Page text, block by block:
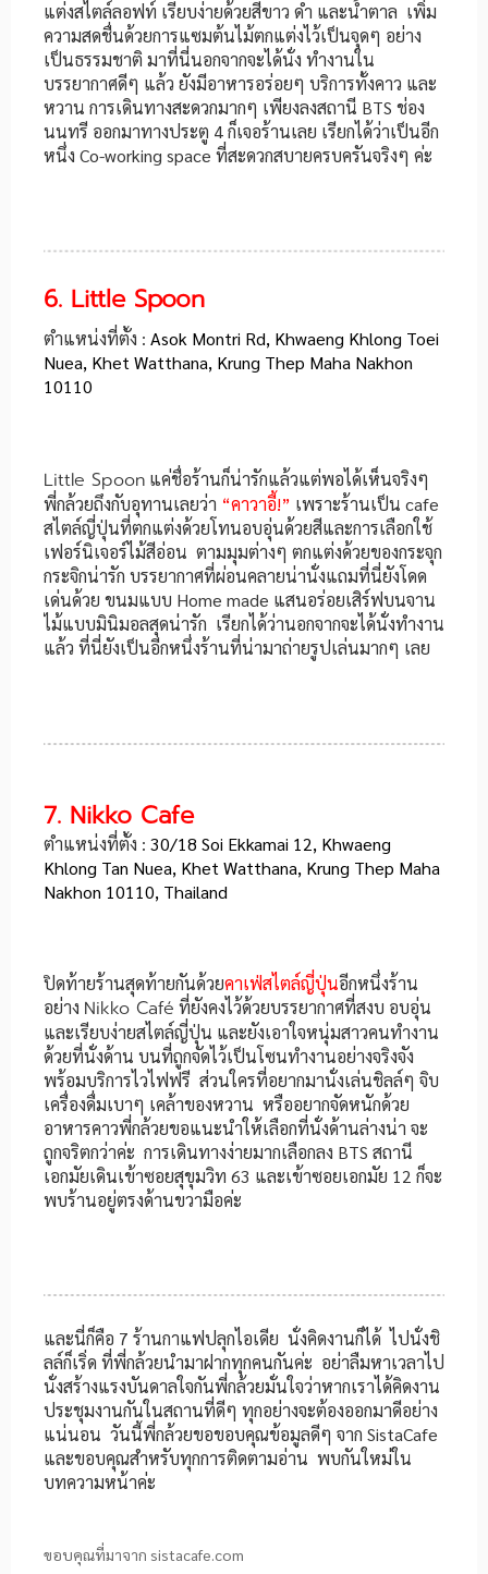
แต่งสไตล์ลอฟท์ เรียบง่ายด้วยสีขาว ดำ และน้ำตาล เพิ่ม
ความสดชื่นด้วยการแซมต้นไม้ตกแต่งไว้เป็นจุดๆ อย่าง
เป็นธรรมชาติ มาที่นี่นอกจากจะได้นั่ง ทำงานใน
บรรยากาศดีๆ แล้ว ยังมีอาหารอร่อยๆ บริการทั้งคาว และ
หวาน การเดินทางสะดวกมากๆ เพียงลงสถานี BTS ช่อง
นนทรี ออกมาทางประตู 4 ก็เจอร้านเลย เรียกได้ว่าเป็นอีก
หนึ่ง Co-working space ที่สะดวกสบายครบครันจริงๆ ค่ะ
6. Little Spoon
ตำแหน่งที่ตั้ง : Asok Montri Rd, Khwaeng Khlong Toei
Nuea, Khet Watthana, Krung Thep Maha Nakhon
10110
Little Spoon แค่ชื่อร้านก็น่ารักแล้วแต่พอได้เห็นจริงๆ
พี่กล้วยถึงกับอุทานเลยว่า “คาวาอี้!” เพราะร้านเป็น cafe
สไตล์ญี่ปุ่นที่ตกแต่งด้วยโทนอบอุ่นด้วยสีและการเลือกใช้
เฟอร์นิเจอร์ไม้สีอ่อน ตามมุมต่างๆ ตกแต่งด้วยของกระจุก
กระจิกน่ารัก บรรยากาศที่ผ่อนคลายน่านั่งแถมที่นี่ยังโดด
เด่นด้วย ขนมแบบ Home made แสนอร่อยเสิร์ฟบนจาน
ไม้แบบมินิมอลสุดน่ารัก เรียกได้ว่านอกจากจะได้นั่งทำงาน
แล้ว ที่นี่ยังเป็นอีกหนึ่งร้านที่น่ามาถ่ายรูปเล่นมากๆ เลย
7. Nikko Cafe
ตำแหน่งที่ตั้ง : 30/18 Soi Ekkamai 12, Khwaeng
Khlong Tan Nuea, Khet Watthana, Krung Thep Maha
Nakhon 10110, Thailand
ปิดท้ายร้านสุดท้ายกันด้วยคาเฟ่สไตล์ญี่ปุ่นอีกหนึ่งร้าน
อย่าง Nikko Café ที่ยังคงไว้ด้วยบรรยากาศที่สงบ อบอุ่น
และเรียบง่ายสไตล์ญี่ปุ่น และยังเอาใจหนุ่มสาวคนทำงาน
ด้วยที่นั่งด้าน บนที่ถูกจัดไว้เป็นโซนทำงานอย่างจริงจัง
พร้อมบริการไวไฟฟรี ส่วนใครที่อยากมานั่งเล่นชิลล์ๆ จิบ
เครื่องดื่มเบาๆ เคล้าของหวาน หรืออยากจัดหนักด้วย
อาหารคาวพี่กล้วยขอแนะนำให้เลือกที่นั่งด้านล่างน่า จะ
ถูกจริตกว่าค่ะ การเดินทางง่ายมากเลือกลง BTS สถานี
เอกมัยเดินเข้าซอยสุขุมวิท 63 และเข้าซอยเอกมัย 12 ก็จะ
พบร้านอยู่ตรงด้านขวามือค่ะ
และนี่ก็คือ 7 ร้านกาแฟปลุกไอเดีย นั่งคิดงานก็ได้ ไปนั่งชิ
ลล์ก็เริ่ด ที่พี่กล้วยนำมาฝากทุกคนกันค่ะ อย่าลืมหาเวลาไป
นั่งสร้างแรงบันดาลใจกันพี่กล้วยมั่นใจว่าหากเราได้คิดงาน
ประชุมงานกันในสถานที่ดีๆ ทุกอย่างจะต้องออกมาดีอย่าง
แน่นอน วันนี้พี่กล้วยขอขอบคุณข้อมูลดีๆ จาก SistaCafe
และขอบคุณสำหรับทุกการติดตามอ่าน พบกันใหม่ใน
บทความหน้าค่ะ
ขอบคุณที่มาจาก sistacafe.com